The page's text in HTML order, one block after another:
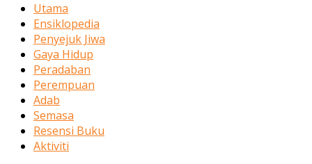
Utama
Ensiklopedia
Penyejuk Jiwa
Gaya Hidup
Peradaban
Perempuan
Adab
Semasa
Resensi Buku
Aktiviti